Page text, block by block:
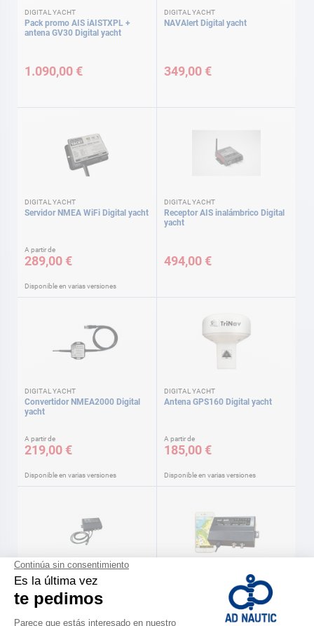
DIGITAL YACHT
Pack promo AIS iAISTXPL +
antena GV30 Digital yacht
1.090,00 €
DIGITAL YACHT
NAVAlert Digital yacht
349,00 €
DIGITAL YACHT
Servidor NMEA WiFi Digital yacht
A partir de
289,00 €
Disponible en varias versiones
DIGITAL YACHT
Receptor AIS inalámbrico Digital
yacht
494,00 €
DIGITAL YACHT
Convertidor NMEA2000 Digital
yacht
A partir de
219,00 €
Disponible en varias versiones
DIGITAL YACHT
Antena GPS160 Digital yacht
A partir de
185,00 €
Disponible en varias versiones
DIGITAL YACHT
TRANSPONDEDOR AIS IAISTX+
Emisor/Receptor AIS iAISTX
iAISTX Digital yacht